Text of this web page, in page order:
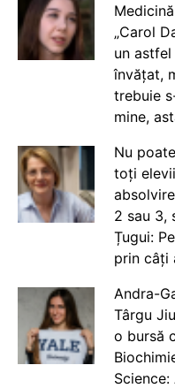
„Carol
un
învățat,
trebuie
mine,
Nu
toți
2 sau 3,
Țugui:
prin câți
Andra-
Târgu
o bursă